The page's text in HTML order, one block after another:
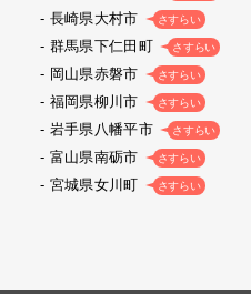
長崎県大村市 さすらい
群馬県下仁田町 さすらい
岡山県赤磐市 さすらい
福岡県柳川市 さすらい
岩手県八幡平市 さすらい
富山県南砺市 さすらい
宮城県女川町 さすらい